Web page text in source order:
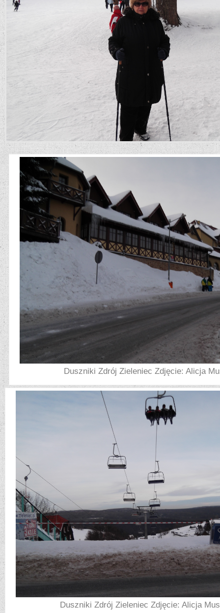
Duszniki Zdrój Zieleniec Zdjęcie: Alicja
Duszniki Zdrój Zieleniec Zdjęcie: Alicja